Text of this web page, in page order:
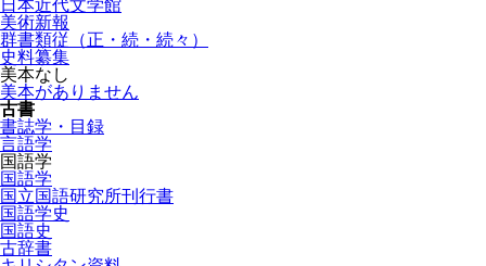
日本近代文学館
美術新報
群書類従（正・続・続々）
史料纂集
美本なし
美本がありません
古書
書誌学・目録
言語学
国語学
国語学
国立国語研究所刊行書
国語学史
国語史
古辞書